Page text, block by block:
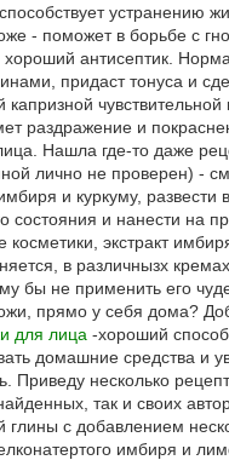
устранению
- поможет в борьбе с
антисептик.
придаст тонуса и
капризной
раздражение и
Нашла где-то даже
лично не проверен) -
и куркуму, развести
состояния и нанести на
косметики, экстракт
в различнызх
бы не применить его
прямо у себя дома?
для лица -хороший способ
домашние средства и
Приведу несколько
так и своих
глины с добавлением
имбиря и